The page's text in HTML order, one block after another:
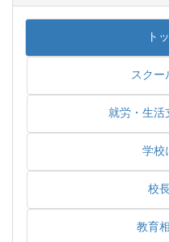
ト
スクー
就労・生活
学校
校
教育